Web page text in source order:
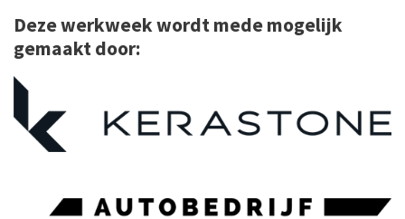
Deze werkweek wordt mede mogelijk
gemaakt door: